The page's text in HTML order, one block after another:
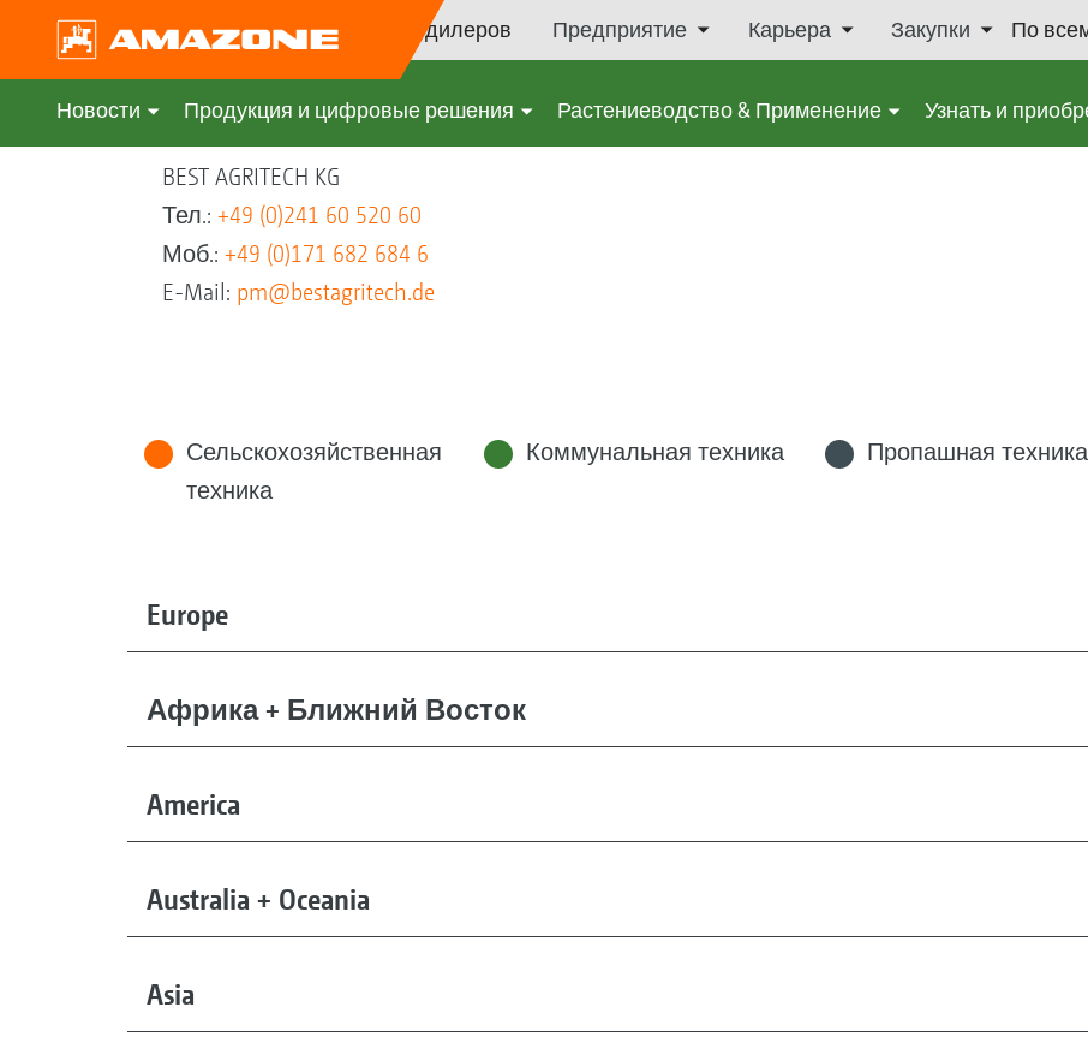
Поиск дилеров Предприятие Карьера Закупки По
Новости Продукция и цифровые решения Растениеводство & Применение Узнать и
BEST AGRITECH KG
Тел.: +49 (0)241 60 520 60
Моб.: +49 (0)171 682 684 6
E-Mail: pm@bestagritech.de
Сельскохозяйственная
техника
Коммунальная техника Пропашная техника
Europe
Африка + Ближний Восток
America
Australia + Oceania
Asia